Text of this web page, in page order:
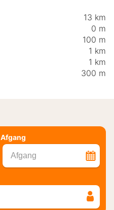
13 km
0 m
100 m
1 km
1 km
300 m
Afgang
Afgang